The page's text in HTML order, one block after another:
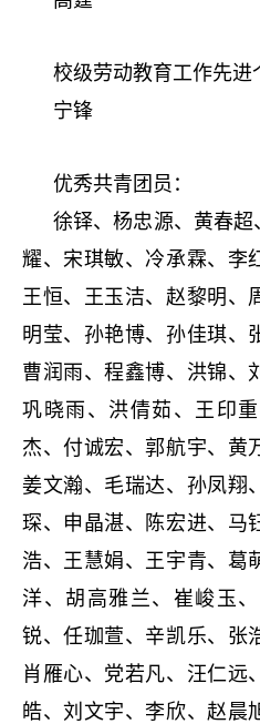
校级劳动教育工作先进
宁锋
优秀共青团员：
徐铎、杨忠源、黄春
耀、宋琪敏、冷承霖、李
王恒、王玉洁、赵黎明、
明莹、孙艳博、孙佳琪、
曹润雨、程鑫博、洪锦、
巩晓雨、洪倩茹、王印
杰、付诚宏、郭航宇、黄
姜文瀚、毛瑞达、孙凤翔
琛、申晶湛、陈宏进、马
浩、王慧娟、王宇青、葛
洋、胡高雅兰、崔峻玉
锐、任珈萱、辛凯乐、张
肖雁心、党若凡、汪仁远
皓、刘文宇、李欣、赵晨